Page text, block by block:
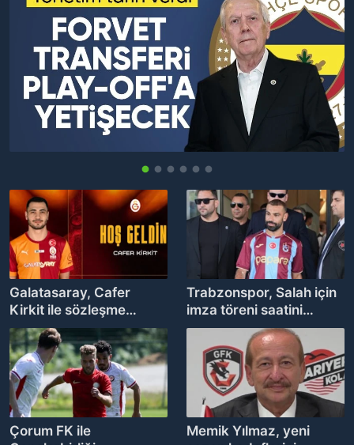
Galatasaray, Cafer
Kirkit ile sözleşme
imzaladı
Trabzonspor, Salah için
imza töreni saatini
duyurdu
Çorum FK ile
Memik Yılmaz, yeni